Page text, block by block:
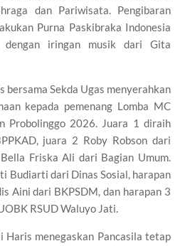
dan Pariwisata. Pengibaran
Purna Paskibraka Indonesia
dengan iringan musik dari Gita
bersama Sekda Ugas menyerahkan
kepada pemenang Lomba MC
Probolinggo 2026. Juara 1 diraih
juara 2 Roby Robson dari
Friska Ali dari Bagian Umum.
Budiarti dari Dinas Sosial, harapan
Aini dari BKPSDM, dan harapan 3
RSUD Waluyo Jati.
Haris menegaskan Pancasila tetap